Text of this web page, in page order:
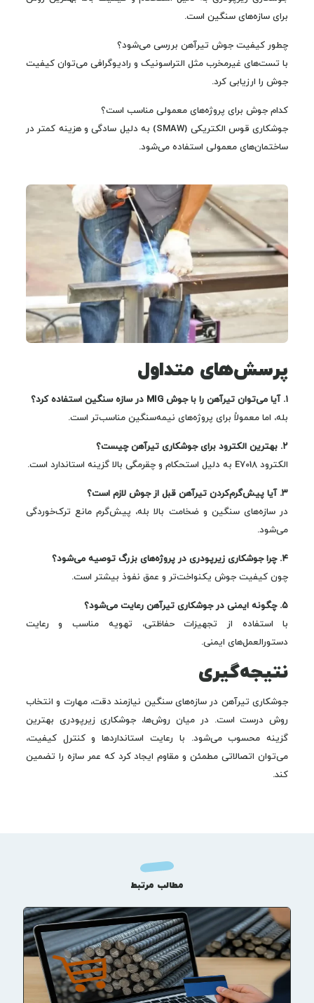
برای سازه‌های سنگین است.
چطور کیفیت جوش تیرآهن بررسی می‌شود؟
با تست‌های غیرمخرب مثل التراسونیک و رادیوگرافی می‌توان کیفیت
جوش را ارزیابی کرد.
کدام جوش برای پروژه‌های معمولی مناسب است؟
جوشکاری قوس الکتریکی (SMAW) به دلیل سادگی و هزینه کمتر در
ساختمان‌های معمولی استفاده می‌شود.
پرسش‌های متداول
۱. آیا می‌توان تیرآهن را با جوش MIG در سازه سنگین استفاده کرد؟
بله، اما معمولاً برای پروژه‌های نیمه‌سنگین مناسب‌تر است.
۲. بهترین الکترود برای جوشکاری تیرآهن چیست؟
الکترود E7018 به دلیل استحکام و چقرمگی بالا گزینه استاندارد است.
۳. آیا پیش‌گرم‌کردن تیرآهن قبل از جوش لازم است؟
در سازه‌های سنگین و ضخامت بالا بله، پیش‌گرم مانع ترک‌خوردگی
می‌شود.
۴. چرا جوشکاری زیرپودری در پروژه‌های بزرگ توصیه می‌شود؟
چون کیفیت جوش یکنواخت‌تر و عمق نفوذ بیشتر است.
۵. چگونه ایمنی در جوشکاری تیرآهن رعایت می‌شود؟
با استفاده از تجهیزات حفاظتی، تهویه مناسب و رعایت
دستورالعمل‌های ایمنی.
نتیجه‌گیری
جوشکاری تیرآهن در سازه‌های سنگین نیازمند دقت، مهارت و انتخاب
روش درست است. در میان روش‌ها، جوشکاری زیرپودری بهترین
گزینه محسوب می‌شود. با رعایت استانداردها و کنترل کیفیت،
می‌توان اتصالاتی مطمئن و مقاوم ایجاد کرد که عمر سازه را تضمین
کند.
مطالب مرتبط